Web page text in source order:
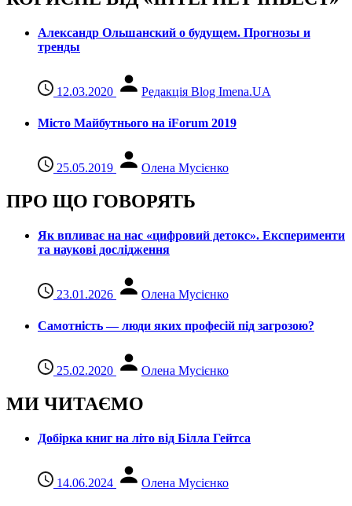
Александр Ольшанский о будущем. Прогнозы и
тренды
12.03.2020 Редакція Blog Imena.UA
Місто Майбутнього на iForum 2019
25.05.2019 Олена Мусієнко
ПРО ЩО ГОВОРЯТЬ
Як впливає на нас «цифровий детокс». Експерименти
та наукові дослідження
23.01.2026 Олена Мусієнко
Самотність — люди яких професій під загрозою?
25.02.2020 Олена Мусієнко
МИ ЧИТАЄМО
Добірка книг на літо від Білла Гейтса
14.06.2024 Олена Мусієнко